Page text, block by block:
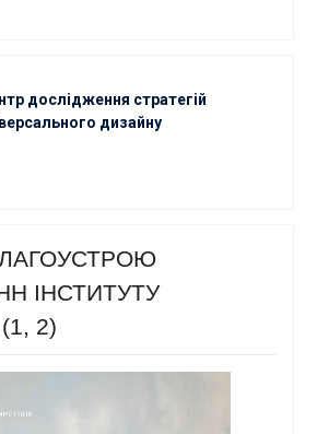
дослідження стратегій
дизайну
ІНСТИТУТУ
2)